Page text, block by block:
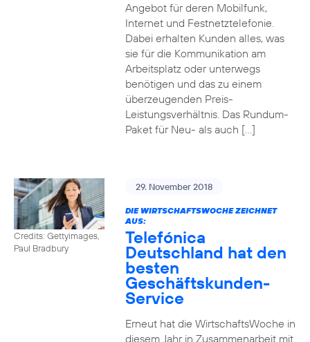
Angebot für deren Mobilfunk,
Internet und Festnetztelefonie.
Dabei erhalten Kunden alles, was
sie für die Kommunikation am
Arbeitsplatz oder unterwegs
benötigen und das zu einem
überzeugenden Preis-
Leistungsverhältnis. Das Rundum-
Paket für Neu- als auch […]
Credits: Gettyimages,
Paul Bradbury
29. November 2018
DIE WIRTSCHAFTSWOCHE ZEICHNET
AUS:
Telefónica
Deutschland hat den
besten
Geschäftskunden-
Service
Erneut hat die WirtschaftsWoche in
diesem Jahr in Zusammenarbeit mit